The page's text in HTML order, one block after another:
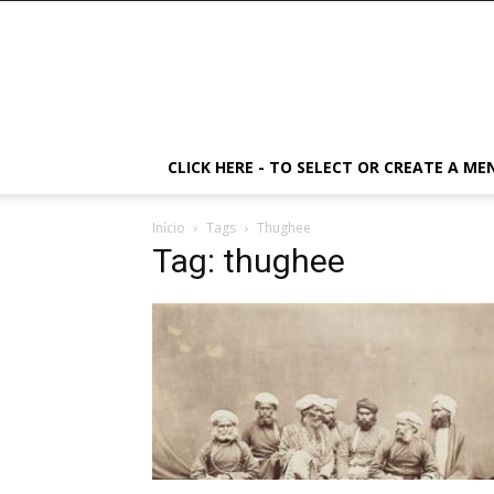
CLICK HERE - TO SELECT OR CREATE A
Início Tags Thughee
Tag: thughee